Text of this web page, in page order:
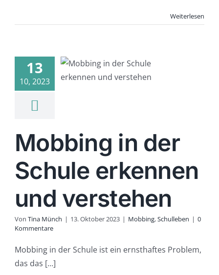
Weiterlesen
13
10, 2023
in
Schule
und
Schulleben
Mobbing in der
Schule erkennen
und verstehen
Von Tina Münch | 13. Oktober 2023 | Mobbing,Schulleben | 0
Kommentare
Mobbing in der Schule ist ein ernsthaftes Problem,
das das [...]